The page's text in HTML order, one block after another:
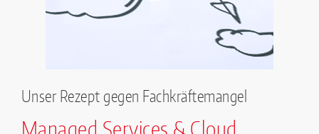
Unser Rezept gegen Fachkräftemangel
Managed Services & Cloud